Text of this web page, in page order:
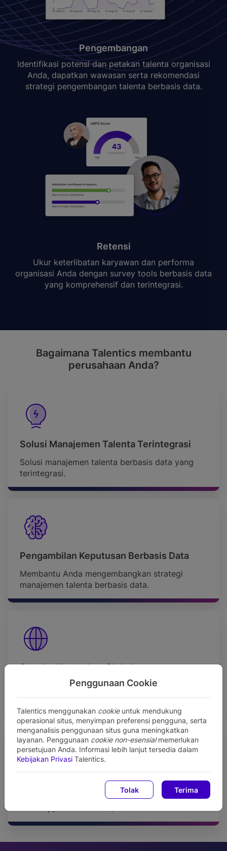
Pengembangan
Identifikasi potensi dan petakan talenta organisasi
Anda, dapatkan wawasan serta rekomendasi
strategi pengembangan talenta berbasis data.
Retensi
Ukur keterlibatan karyawan dan performa
organisasi Anda dengan survey tools berbasis data
yang komprehensif dan terintegrasi.
Bagaimana Talentics membantu
perusahaan Anda?
Solusi Manajemen Talenta Terintegrasi
Solusi manajemen talenta berbasis data yang
terintegrasi.
Pengambilan Keputusan Berbasis Data
Membantu Anda mengembangkan strategi
manajemen talenta berbasis data.
Standar Kepatuhan Global
Tim ahli lokal yang telah didukung dengan
standar dan kepatuhan global.
Tim Klien Sukses yang Dedicated
Tim yang berdedikasi menyediakan service dan
Penggunaan Cookie
Talentics menggunakan cookieuntuk mendukung
operasional situs, menyimpan preferensi pengguna, serta
menganalisis penggunaan situs guna meningkatkan
layanan. Penggunaan cookie non-esensialmemerlukan
persetujuan Anda. Informasi lebih lanjut tersedia dalam
Kebijakan Privasi Talentics.
Tolak Terima